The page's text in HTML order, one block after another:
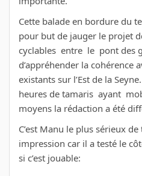
Cette balade en bordure du
pour but de jauger le projet
cyclables entre le pont des
d’appréhender la cohérence
existants sur l’Est de la
heures de tamaris ayant
moyens la rédaction a été
C’est Manu le plus sérieux
impression car il a testé le
si c’est jouable: